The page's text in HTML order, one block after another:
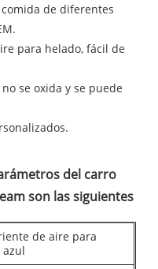
de diferentes
para helado, fácil de
se oxida y se puede
del carro
son las siguientes
de aire para